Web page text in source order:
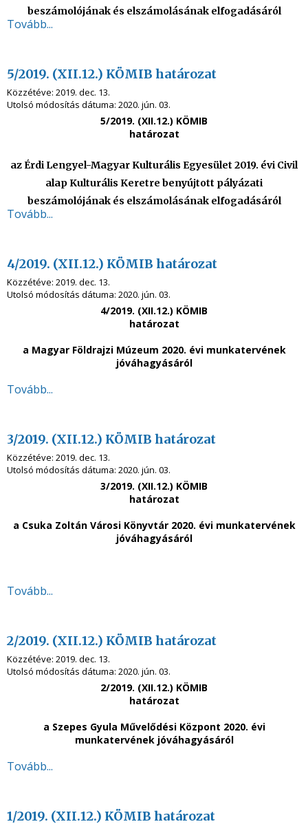
beszámolójának és elszámolásának elfogadásáról
Tovább...
5/2019. (XII.12.) KÖMIB határozat
Közzétéve: 2019. dec. 13.
Utolsó módosítás dátuma: 2020. jún. 03.
5/2019. (XII.12.) KÖMIB
határozat
az Érdi Lengyel-Magyar Kulturális Egyesület 2019. évi Civil
alap Kulturális Keretre benyújtott pályázati
beszámolójának és elszámolásának elfogadásáról
Tovább...
4/2019. (XII.12.) KÖMIB határozat
Közzétéve: 2019. dec. 13.
Utolsó módosítás dátuma: 2020. jún. 03.
4/2019. (XII.12.) KÖMIB
határozat
a Magyar Földrajzi Múzeum 2020. évi munkatervének
jóváhagyásáról
Tovább...
3/2019. (XII.12.) KÖMIB határozat
Közzétéve: 2019. dec. 13.
Utolsó módosítás dátuma: 2020. jún. 03.
3/2019. (XII.12.) KÖMIB
határozat
a Csuka Zoltán Városi Könyvtár 2020. évi munkatervének
jóváhagyásáról
Tovább...
2/2019. (XII.12.) KÖMIB határozat
Közzétéve: 2019. dec. 13.
Utolsó módosítás dátuma: 2020. jún. 03.
2/2019. (XII.12.) KÖMIB
határozat
a Szepes Gyula Művelődési Központ 2020. évi
munkatervének jóváhagyásáról
Tovább...
1/2019. (XII.12.) KÖMIB határozat